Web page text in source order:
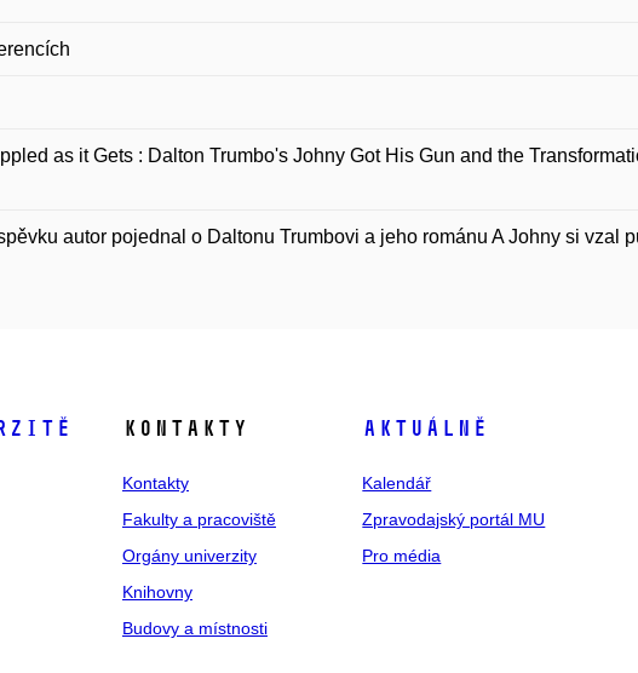
as it Gets : Dalton Trumbo's Johny Got His Gun and the
autor pojednal o Daltonu Trumbovi a jeho románu A Johny si vzal
Kontakty
Kontakty
Fakulty a pracoviště
Orgány univerzity
Knihovny
Budovy a místnosti
Aktuálně
Kalendář
Zpravodajský portál MU
Pro média